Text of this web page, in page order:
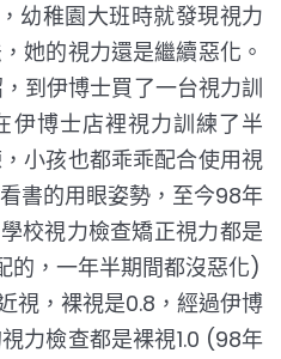
幼稚園大班時就發現視力
她的視力還是繼續惡化。
到伊博士買了一台視力訓
伊博士店裡視力訓練了半
小孩也都乖乖配合使用視
書的用眼姿勢，至今98年
校視力檢查矯正視力都是
的，一年半期間都沒惡化)
視，裸視是0.8，經過伊博
力檢查都是裸視1.0 (98年